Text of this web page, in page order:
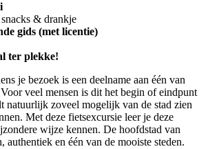
& drankje
gids (met licentie)
ter plekke!
je bezoek is een deelname aan één van
veel mensen is dit het begin of eindpunt
natuurlijk zoveel mogelijk van de stad zien
Met deze fietsexcursie leer je deze
wijze kennen. De hoofdstad van
authentiek en één van de mooiste steden.